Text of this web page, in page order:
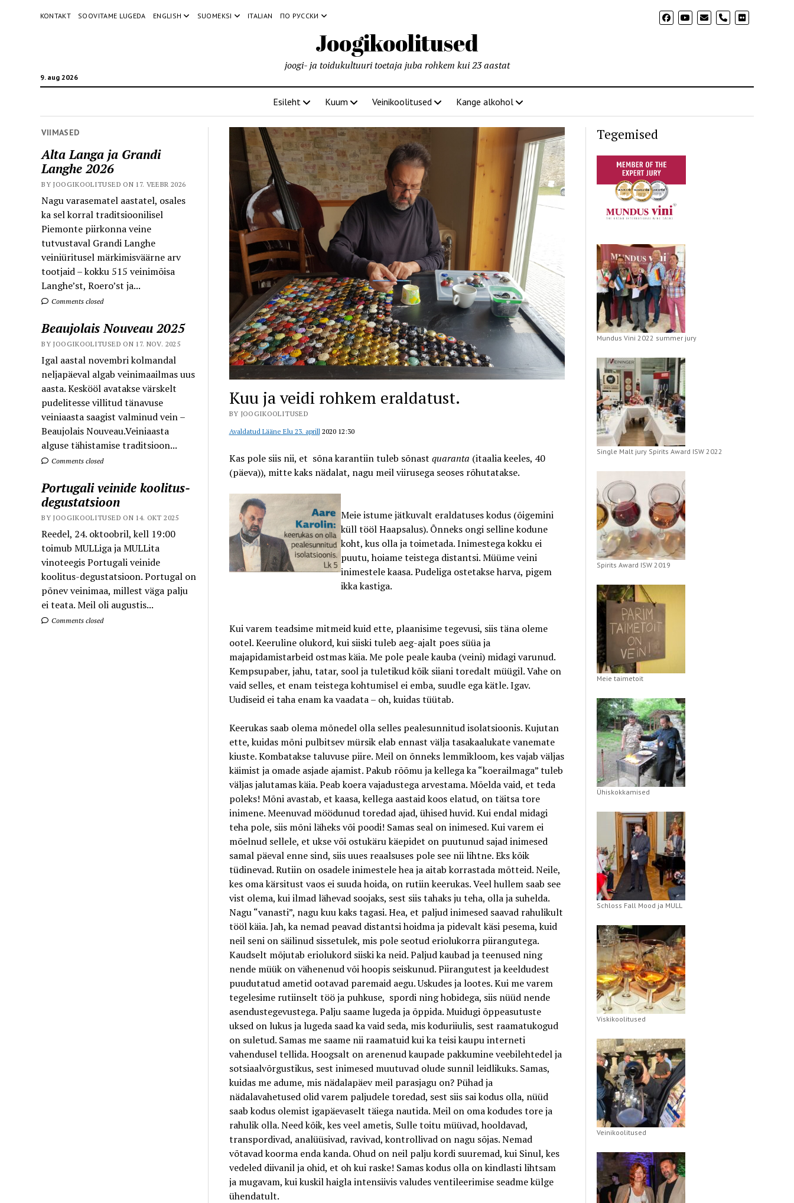
KONTAKT SOOVITAME LUGEDA ENGLISH SUOMEKSI ITALIAN ПО РУССКИ phone
Joogikoolitused
9. aug 2026
joogi- ja toidukultuuri toetaja juba rohkem kui 23 aastat
Esileht Kuum Veinikoolitused Kange alkohol
VIIMASED
Alta Langa ja Grandi
Langhe 2026
BY JOOGIKOOLITUSED ON 17. VEEBR 2026
Nagu varasematel aastatel, osales
ka sel korral traditsioonilisel
Piemonte piirkonna veine
tutvustaval Grandi Langhe
veiniüritusel märkimisväärne arv
tootjaid – kokku 515 veinimõisa
Langhe’st, Roero’st ja...
Comments closed
Beaujolais Nouveau 2025
BY JOOGIKOOLITUSED ON 17. NOV. 2025
Igal aastal novembri kolmandal
neljapäeval algab veinimaailmas uus
aasta. Keskööl avatakse värskelt
pudelitesse villitud tänavuse
veiniaasta saagist valminud vein –
Beaujolais Nouveau.Veiniaasta
alguse tähistamise traditsioon...
Comments closed
Portugali veinide koolitus-
degustatsioon
BY JOOGIKOOLITUSED ON 14. OKT 2025
Reedel, 24. oktoobril, kell 19:00
toimub MULLiga ja MULLita
vinoteegis Portugali veinide
koolitus-degustatsioon. Portugal on
põnev veinimaa, millest väga palju
ei teata. Meil oli augustis...
Comments closed
Kuu ja veidi rohkem eraldatust.
BY JOOGIKOOLITUSED
Avaldatud Lääne Elu 23. aprill 2020 12:30
Kas pole siis nii, et sõna karantiin tuleb sõnast quaranta (itaalia keeles, 40
(päeva)), mitte kaks nädalat, nagu meil viirusega seoses rõhutatakse.
Meie istume jätkuvalt eraldatuses kodus (õigemini
küll tööl Haapsalus). Õnneks ongi selline kodune
koht, kus olla ja toimetada. Inimestega kokku ei
puutu, hoiame teistega distantsi. Müüme veini
inimestele kaasa. Pudeliga ostetakse harva, pigem
ikka kastiga.
Kui varem teadsime mitmeid kuid ette, plaanisime tegevusi, siis täna oleme
ootel. Keeruline olukord, kui siiski tuleb aeg-ajalt poes süüa ja
majapidamistarbeid ostmas käia. Me pole peale kauba (veini) midagi varunud.
Kempsupaber, jahu, tatar, sool ja tuletikud kõik siiani toredalt müügil. Vahe on
vaid selles, et enam teistega kohtumisel ei emba, suudle ega kätle. Igav.
Uudiseid ei taha enam ka vaadata – oh, kuidas tüütab.
Keerukas saab olema mõnedel olla selles pealesunnitud isolatsioonis. Kujutan
ette, kuidas mõni pulbitsev mürsik elab ennast välja tasakaalukate vanemate
kiuste. Kombatakse taluvuse piire. Meil on õnneks lemmikloom, kes vajab väljas
käimist ja omade asjade ajamist. Pakub rõõmu ja kellega ka “koerailmaga” tuleb
väljas jalutamas käia. Peab koera vajadustega arvestama. Mõelda vaid, et teda
poleks! Mõni avastab, et kaasa, kellega aastaid koos elatud, on täitsa tore
inimene. Meenuvad möödunud toredad ajad, ühised huvid. Kui endal midagi
teha pole, siis mõni läheks või poodi! Samas seal on inimesed. Kui varem ei
mõelnud sellele, et ukse või ostukäru käepidet on puutunud sajad inimesed
samal päeval enne sind, siis uues reaalsuses pole see nii lihtne. Eks kõik
tüdinevad. Rutiin on osadele inimestele hea ja aitab korrastada mõtteid. Neile,
kes oma kärsitust vaos ei suuda hoida, on rutiin keerukas. Veel hullem saab see
vist olema, kui ilmad lähevad soojaks, sest siis tahaks ju teha, olla ja suhelda.
Nagu “vanasti”, nagu kuu kaks tagasi. Hea, et paljud inimesed saavad rahulikult
tööl käia. Jah, ka nemad peavad distantsi hoidma ja pidevalt käsi pesema, kuid
neil seni on säilinud sissetulek, mis pole seotud eriolukorra piirangutega.
Kaudselt mõjutab eriolukord siiski ka neid. Paljud kaubad ja teenused ning
nende müük on vähenenud või hoopis seiskunud. Piirangutest ja keeldudest
puudutatud ametid ootavad paremaid aegu. Uskudes ja lootes. Kui me varem
tegelesime rutiinselt töö ja puhkuse, spordi ning hobidega, siis nüüd nende
asendustegevustega. Palju saame lugeda ja õppida. Muidugi õppeasutuste
uksed on lukus ja lugeda saad ka vaid seda, mis koduriiulis, sest raamatukogud
on suletud. Samas me saame nii raamatuid kui ka teisi kaupu interneti
vahendusel tellida. Hoogsalt on arenenud kaupade pakkumine veebilehtedel ja
sotsiaalvõrgustikus, sest inimesed muutuvad olude sunnil leidlikuks. Samas,
kuidas me adume, mis nädalapäev meil parasjagu on? Pühad ja
nädalavahetused olid varem paljudele toredad, sest siis sai kodus olla, nüüd
saab kodus olemist igapäevaselt täiega nautida. Meil on oma kodudes tore ja
rahulik olla. Need kõik, kes veel ametis, Sulle toitu müüvad, hooldavad,
transpordivad, analüüsivad, ravivad, kontrollivad on nagu sõjas. Nemad
võtavad koorma enda kanda. Ohud on neil palju kordi suuremad, kui Sinul, kes
vedeled diivanil ja ohid, et oh kui raske! Samas kodus olla on kindlasti lihtsam
ja mugavam, kui kuskil haigla intensiivis valudes ventileerimise seadme külge
ühendatult.
Tegemised
Mundus Vini 2022 summer jury
Single Malt jury Spirits Award ISW 2022
Spirits Award ISW 2019
Meie taimetoit
Ühiskokkamised
Schloss Fall Mood ja MULL
Viskikoolitused
Veinikoolitused